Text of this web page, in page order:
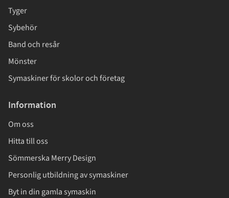
Tyger
Sybehör
Band och resår
Mönster
Symaskiner för skolor och företag
Information
Om oss
Hitta till oss
Sömmerska Merry Design
Personlig utbildning av symaskiner
Byt in din gamla symaskin